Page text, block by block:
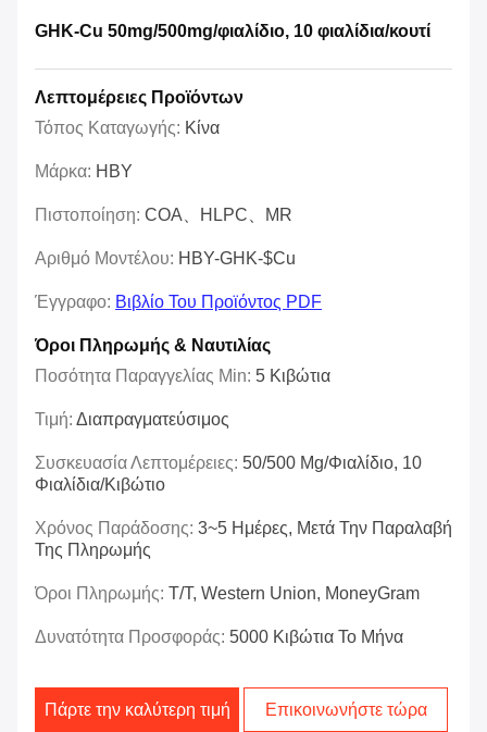
GHK-Cu 50mg/500mg/φιαλίδιο, 10 φιαλίδια/κουτί
Λεπτομέρειες Προϊόντων
Τόπος Καταγωγής: Κίνα
Μάρκα: HBY
Πιστοποίηση: COA、HLPC、MR
Αριθμό Μοντέλου: HBY-GHK-$cu
Έγγραφο: Βιβλίο Του Προϊόντος PDF
Όροι Πληρωμής & Ναυτιλίας
Ποσότητα Παραγγελίας Min: 5 Κιβώτια
Τιμή: Διαπραγματεύσιμος
Συσκευασία Λεπτομέρειες: 50/500 Mg/φιαλίδιο, 10
Φιαλίδια/Κιβώτιο
Χρόνος Παράδοσης: 3~5 Ημέρες, Μετά Την Παραλαβή
Της Πληρωμής
Όροι Πληρωμής: T/T, Western Union, MoneyGram
Δυνατότητα Προσφοράς: 5000 Κιβώτια Το Μήνα
Πάρτε την καλύτερη τιμή Επικοινωνήστε τώρα